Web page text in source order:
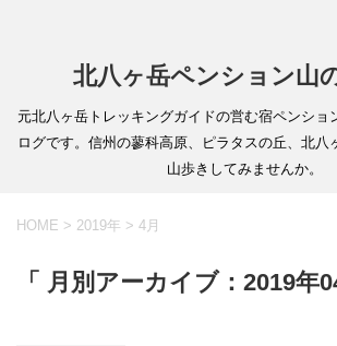
北八ヶ岳ペンション山
元北八ヶ岳トレッキングガイドの営む宿ペンショ
ログです。信州の蓼科高原、ピラタスの丘、北八
山歩きしてみませんか。
HOME > 2019年 > 4月
「 月別アーカイブ：2019年